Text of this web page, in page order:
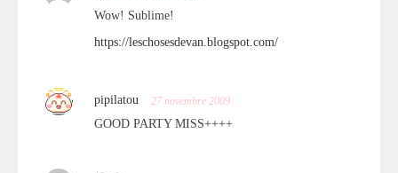
Wow! Sublime!
https://leschosesdevan.blogspot.com/
pipilatou 27 novembre 2009
GOOD PARTY MISS++++